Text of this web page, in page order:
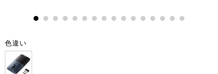
10 11 12 13 14 15
色違い